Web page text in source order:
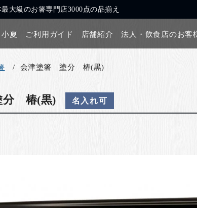
大級のお箸専門店3000点の品揃え
小夏 ご利用ガイド 店舗紹介 法人・飲食店のお客
会津塗箸 塗分 椿(黒)
分 椿(黒) 名入れ可